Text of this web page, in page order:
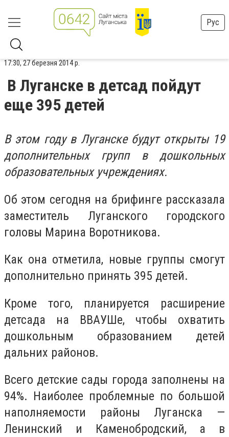
Рус
17:30, 27 березня 2014 р.
В Луганске в детсад пойдут
еще 395 детей
В этом году в Луганске будут открыты 19
дополнительных групп в дошкольных
образовательных учреждениях.
Об этом сегодня на брифинге рассказала
заместитель Луганского городского
головы Марина Воротникова.
Как она отметила, новые группы смогут
дополнительно принять 395 детей.
Кроме того, планируется расширение
детсада на ВВАУШе, чтобы охватить
дошкольным образованием детей
дальних районов.
Всего детские сады города заполнены на
94%. Наиболее проблемные по большой
наполняемости районы Луганска —
Ленинский и Каменобродский, а в